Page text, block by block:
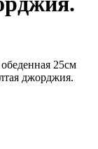
25см
джорджия.